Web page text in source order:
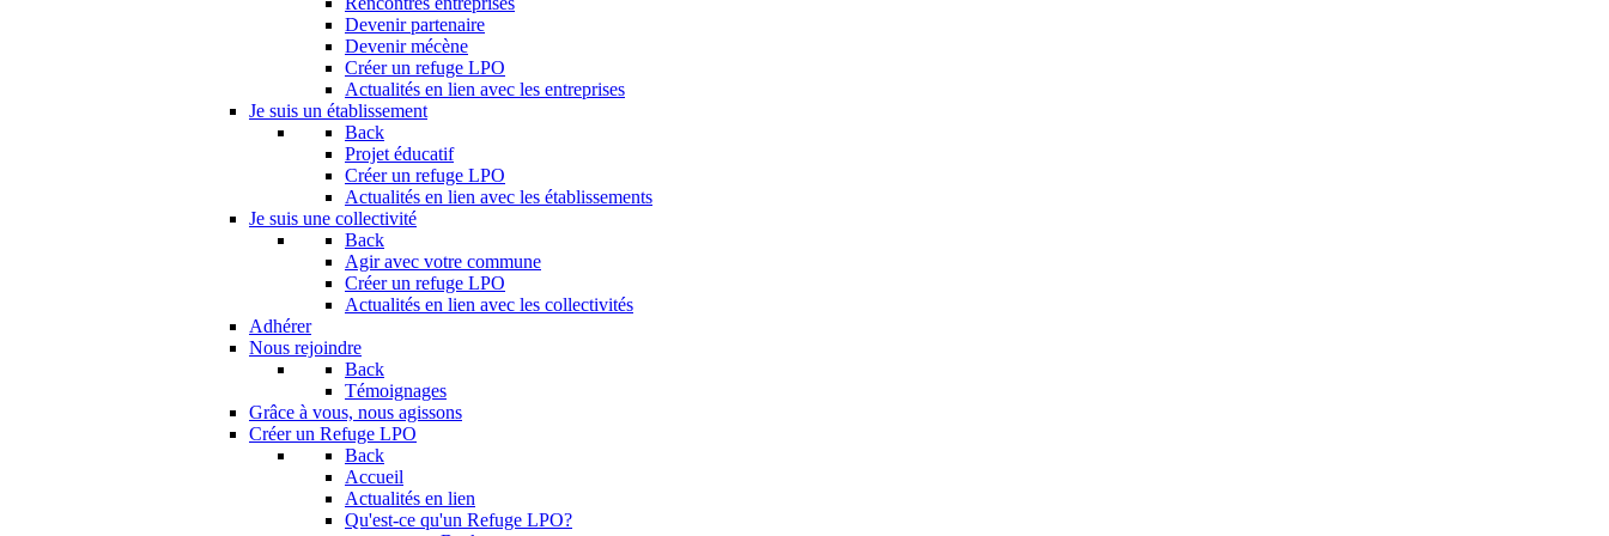
Devenir partenaire
Devenir mécène
Créer un refuge LPO
Actualités en lien avec les entreprises
Je suis un établissement
Back
Projet éducatif
Créer un refuge LPO
Actualités en lien avec les établissements
Je suis une collectivité
Back
Agir avec votre commune
Créer un refuge LPO
Actualités en lien avec les collectivités
Adhérer
Nous rejoindre
Back
Témoignages
Grâce à vous, nous agissons
Créer un Refuge LPO
Back
Accueil
Actualités en lien
Qu'est-ce qu'un Refuge LPO?